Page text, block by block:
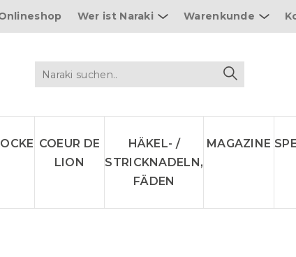
Wer ist Naraki Warenkunde
COEUR DE
LION
HÄKEL- /
STRICKNADELN,
FÄDEN
MAGAZINE